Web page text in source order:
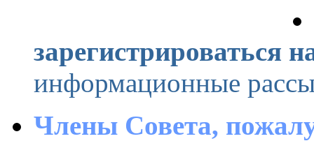
зарегистрироваться
информационные
Члены Совета,